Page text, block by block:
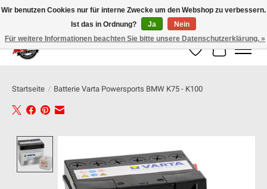
100% schweizer Onlineshop für Dein Motorrad
Wunschzettel
Ihr
Startseite / Batterie Varta Powersports BMW K75 - K100
Wir benutzen Cookies nur für interne Zwecke um den Webshop zu verbessern.
Ist das in Ordnung?
Ja
Nein
Für weitere Informationen beachten Sie bitte unsere Datenschutzerklärung. »